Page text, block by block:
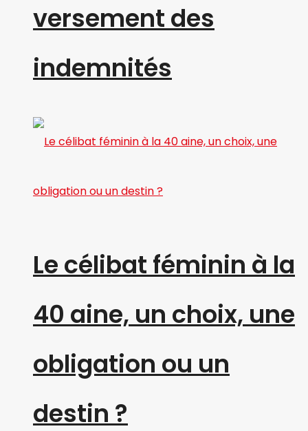
versement des
indemnités
Le célibat féminin à la
40 aine, un choix, une
obligation ou un
destin ?